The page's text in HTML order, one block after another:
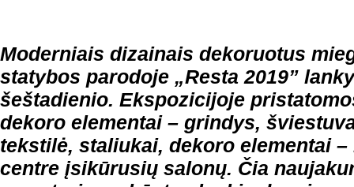
Moderniais dizainais dekoruotus
statybos parodoje „Resta 2019”
šeštadienio. Ekspozicijoje
dekoro elementai – grindys,
tekstilė, staliukai, dekoro elementai
centre įsikūrusių salonų. Čia